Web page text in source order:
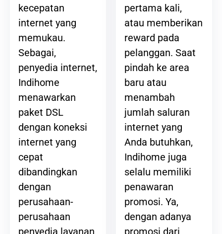
kecepatan
internet yang
memukau.
Sebagai,
penyedia internet,
Indihome
menawarkan
paket DSL
dengan koneksi
internet yang
cepat
dibandingkan
dengan
perusahaan-
perusahaan
pertama kali,
atau memberikan
reward pada
pelanggan. Saat
pindah ke area
baru atau
menambah
jumlah saluran
internet yang
Anda butuhkan,
Indihome juga
selalu memiliki
penawaran
promosi. Ya,
dengan adanya
promosi dari